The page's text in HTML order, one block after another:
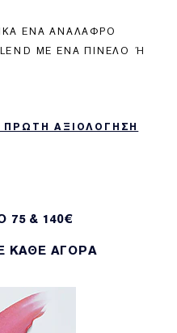
ΈΝΑ ΑΝΆΛΑΦΡΟ
ΜΕ ΈΝΑ ΠΙΝΈΛΟ Ή Μ
ΑΞΙΟΛΟΓΗΣΗ
& 140€
ΚΑΘΕ ΑΓΟΡΑ